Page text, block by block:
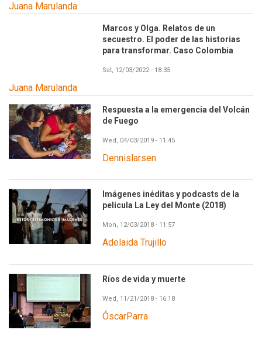
Juana Marulanda
Marcos y Olga. Relatos de un
secuestro. El poder de las historias
para transformar. Caso Colombia
Sat, 12/03/2022 - 18:35
Juana Marulanda
Respuesta a la emergencia del Volcán
de Fuego
Wed, 04/03/2019 - 11:45
Dennislarsen
Imágenes inéditas y podcasts de la
película La Ley del Monte (2018)
Mon, 12/03/2018 - 11:57
Adelaida Trujillo
Ríos de vida y muerte
Wed, 11/21/2018 - 16:18
ÓscarParra